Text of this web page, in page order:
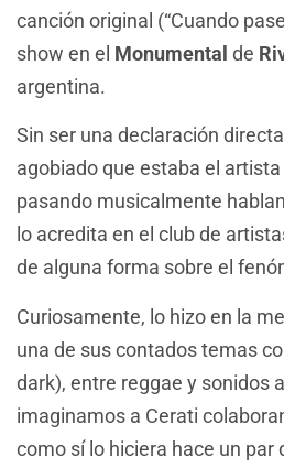
canción original (“Cuando
show en el Monumental de
argentina.
Sin ser una declaración
agobiado que estaba el
pasando musicalmente
lo acredita en el club de
de alguna forma sobre el
Curiosamente, lo hizo en la
una de sus contados temas
dark), entre reggae y sonidos
imaginamos a Cerati
como sí lo hiciera hace un par